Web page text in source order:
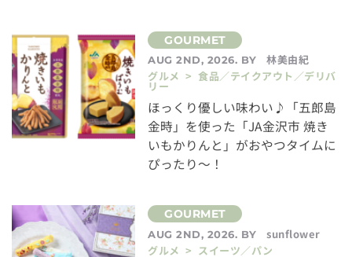
AUG 2ND, 2026. BY
林美由紀
グルメ > 食品／テイクアウト／デリバ
リー
ほっくり優しい味わい♪「五郎島
金時」を使った「JA金沢市 焼き
いもかりんと」がおやつタイムに
ぴったり～！
AUG 2ND, 2026. BY
sunflower
グルメ > スイーツ／パン